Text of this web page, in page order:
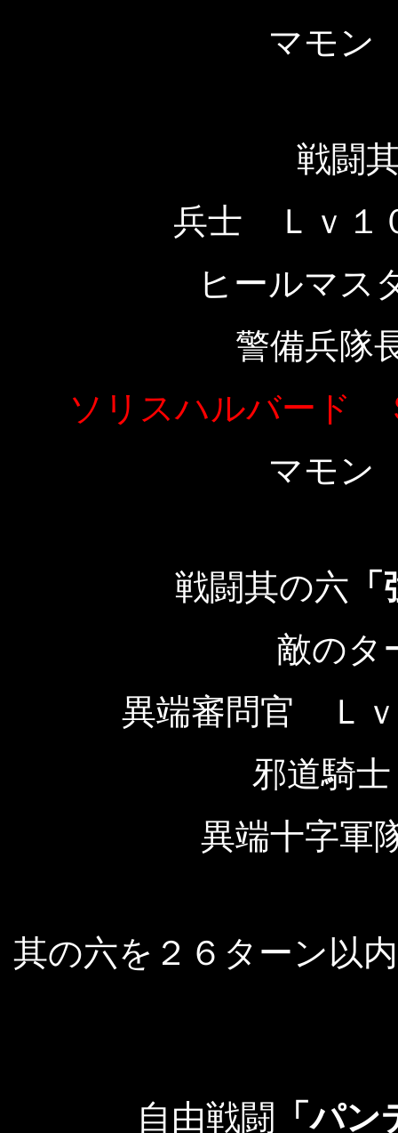
マモン
戦闘
兵士 Ｌｖ１
ヒールマ
警備兵隊
ソリスハルバード
マモン
戦闘其の六
敵のタ
異端審問官 Ｌ
邪道騎
異端十字軍
其の六を２６ターン以
自由戦闘 「パ